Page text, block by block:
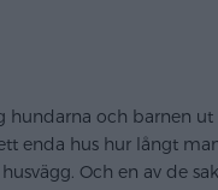
hundarna och barnen
enda hus hur långt
Och en av de